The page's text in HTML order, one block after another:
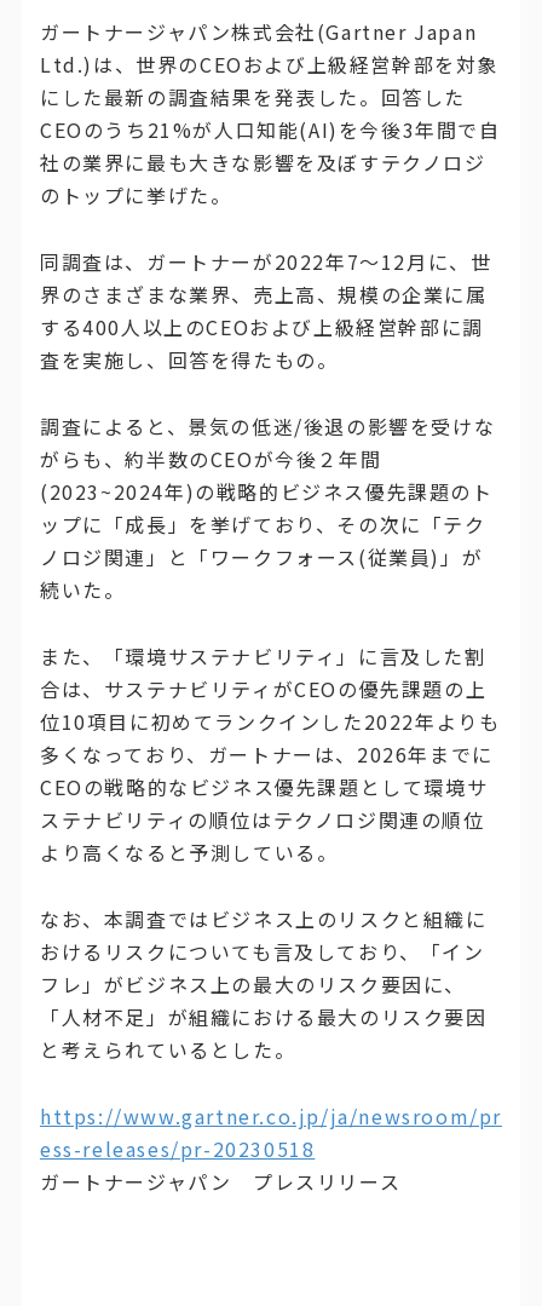
ガートナージャパン株式会社(Gartner Japan
Ltd.)は、世界のCEOおよび上級経営幹部を対象
にした最新の調査結果を発表した。回答した
CEOのうち21%が人口知能(AI)を今後3年間で自
社の業界に最も大きな影響を及ぼすテクノロジ
のトップに挙げた。
同調査は、ガートナーが2022年7～12月に、世
界のさまざまな業界、売上高、規模の企業に属
する400人以上のCEOおよび上級経営幹部に調
査を実施し、回答を得たもの。
調査によると、景気の低迷/後退の影響を受けな
がらも、約半数のCEOが今後２年間
(2023~2024年)の戦略的ビジネス優先課題のト
ップに「成長」を挙げており、その次に「テク
ノロジ関連」と「ワークフォース(従業員)」が
続いた。
また、「環境サステナビリティ」に言及した割
合は、サステナビリティがCEOの優先課題の上
位10項目に初めてランクインした2022年よりも
多くなっており、ガートナーは、2026年までに
CEOの戦略的なビジネス優先課題として環境サ
ステナビリティの順位はテクノロジ関連の順位
より高くなると予測している。
なお、本調査ではビジネス上のリスクと組織に
おけるリスクについても言及しており、「イン
フレ」がビジネス上の最大のリスク要因に、
「人材不足」が組織における最大のリスク要因
と考えられているとした。
https://www.gartner.co.jp/ja/newsroom/pr
ess-releases/pr-20230518
ガートナージャパン プレスリリース